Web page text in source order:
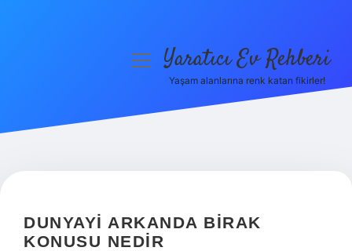
Hakkımızda
menüyüYaratıcı Ev Rehberi
Yaşam alanlarına renk katan fikirler!
DUNYAYI ARKANDA BIRAK
KONUSU NEDIR